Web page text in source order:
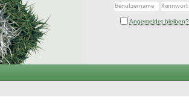
Angemeldet bleiben?